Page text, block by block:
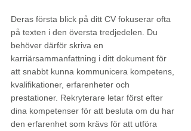
Deras första blick på ditt CV fokuserar ofta
på texten i den översta tredjedelen. Du
behöver därför skriva en
karriärsammanfattning i ditt dokument för
att snabbt kunna kommunicera kompetens,
kvalifikationer, erfarenheter och
prestationer. Rekryterare letar först efter
dina kompetenser för att besluta om du har
den erfarenhet som krävs för att utföra